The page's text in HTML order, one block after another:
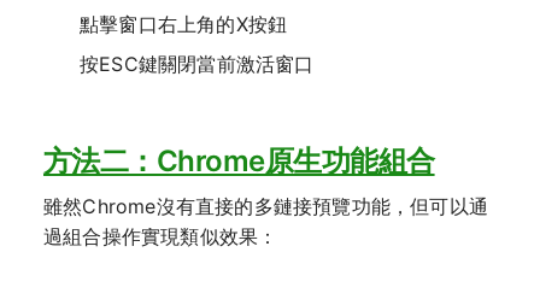
點擊窗口右上角的X按鈕
按ESC鍵關閉當前激活窗口
方法二：Chrome原生功能組合
雖然Chrome沒有直接的多鏈接預覽功能，但可以通
過組合操作實現類似效果：